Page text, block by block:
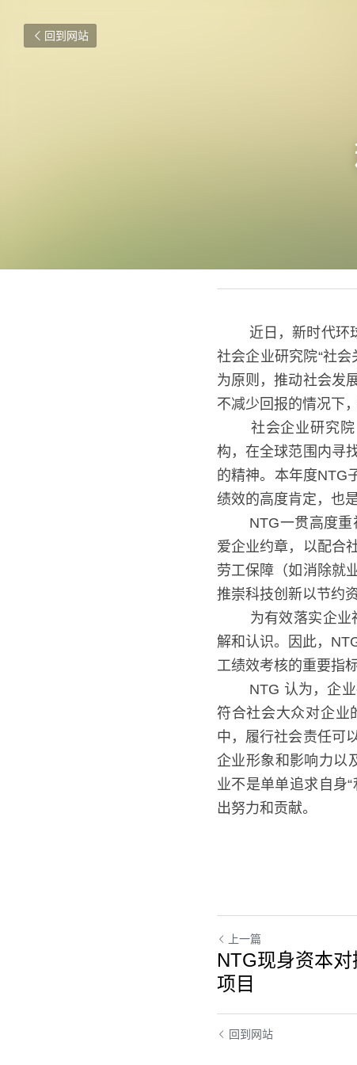
回到网站
近日，新时代环球
社会企业研究院“社
为原则，推动社会发
不减少回报的情况下
社会企业研究院（
在全球范围内寻找做
神。本年度NTG子公
的高度肯定，也是对
NTG一贯高度重视
爱企业约章，以配合
劳工保障（如消除就
推崇科技创新以节约
为有效落实企业社
解和认识。因此，
工绩效考核的重要指标
NTG 认为，企业社
符合社会大众对企
中，履行社会责任可
企业形象和影响力以
不是单单追求自身“利
力和贡献。
上一篇
NTG现身资本
项目
回到网站